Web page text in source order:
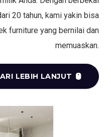
20 tahun, kami yakin bisa
furniture yang bernilai dan
memuaskan.
LEBIH LANJUT